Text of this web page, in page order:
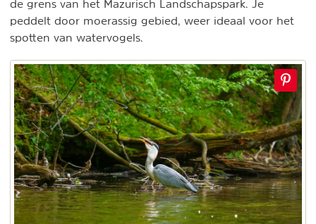
de grens van het Mazurisch Landschapspark. Je
peddelt door moerassig gebied, weer ideaal voor het
spotten van watervogels.